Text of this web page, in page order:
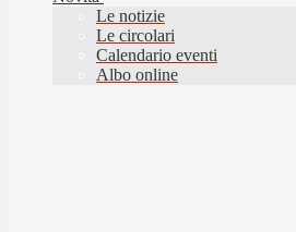
Le notizie
Le circolari
Calendario eventi
Albo online